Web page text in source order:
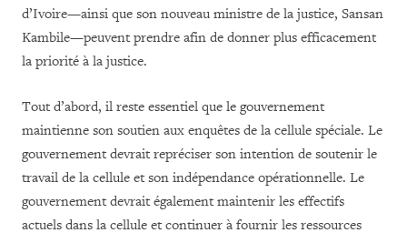
d’Ivoire—ainsi que son nouveau ministre de la justice, Sansan
Kambile—peuvent prendre afin de donner plus efficacement
la priorité à la justice.
Tout d’abord, il reste essentiel que le gouvernement
maintienne son soutien aux enquêtes de la cellule spéciale. Le
gouvernement devrait repréciser son intention de soutenir le
travail de la cellule et son indépendance opérationnelle. Le
gouvernement devrait également maintenir les effectifs
actuels dans la cellule et continuer à fournir les ressources